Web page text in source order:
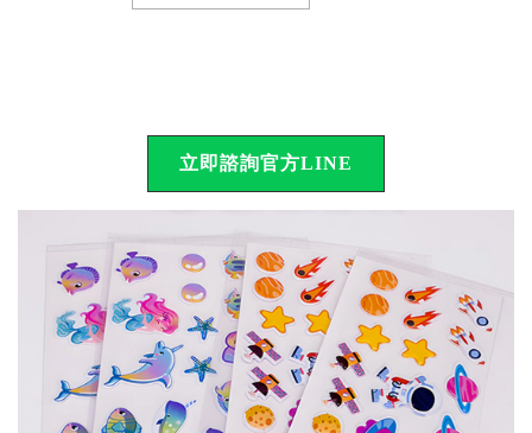
立即諮詢官方LINE